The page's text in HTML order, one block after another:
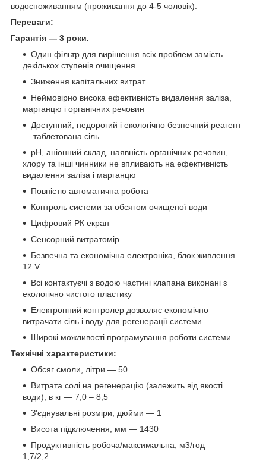
водоспоживанням (проживання до 4-5 чоловік).
Переваги:
Гарантія ― 3 роки.
Один фільтр для вирішення всіх проблем замість
декількох ступенів очищення
Зниження капітальних витрат
Неймовірно висока ефективність видалення заліза,
марганцю і органічних речовин
Доступний, недорогий і екологічно безпечний реагент
— таблетована сіль
рН, аніонний склад, наявність органічних речовин,
хлору та інші чинники не впливають на ефективність
видалення заліза і марганцю
Повністю автоматична робота
Контроль системи за обсягом очищеної води
Цифровий РК екран
Сенсорний витратомір
Безпечна та економічна електроніка, блок живлення
12 V
Всі контактуєчі з водою частині клапана виконані з
екологічно чистого пластику
Електронний контролер дозволяє економічно
витрачати сіль і воду для регенерації системи
Широкі можливості програмування роботи системи
Технічні характеристики:
Обсяг смоли, літри — 50
Витрата солі на регенерацію (залежить від якості
води), в кг — 7,0 – 8,5
З'єднувальні розміри, дюйми — 1
Висота підключення, мм — 1430
Продуктивність робоча/максимальна, м3/год —
1,7/2,2